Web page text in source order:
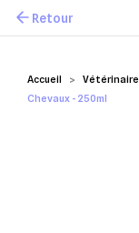
Mes favoris
Accueil Vétérinaire
Chevaux - 250ml
Retour